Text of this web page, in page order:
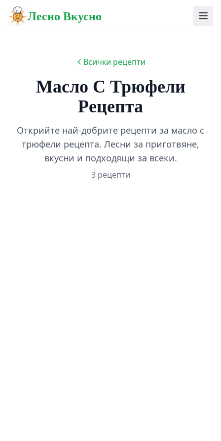
Лесно Вкусно
Всички рецепти
Масло С Трюфели
Рецепта
Открийте най-добрите рецепти за масло с
трюфели рецепта. Лесни за приготвяне,
вкусни и подходящи за всеки.
3 рецепти